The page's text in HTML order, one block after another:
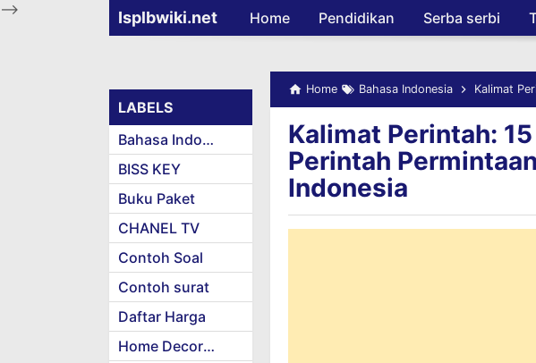
--> Isplbwiki.net Home Pendidikan Serba serbi
Home Bahasa Indonesia Kalimat
Kalimat Perintah:
Perintah
Indonesia
LABELS
Bahasa Indonesia
BISS KEY
Buku Paket
CHANEL TV
Contoh Soal
Contoh surat
Daftar Harga
Home Decoration